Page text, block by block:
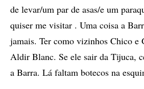
de levar/um par de asas/e um
quiser me visitar . Uma coisa a
jamais. Ter como vizinhos Chico e
Aldir Blanc. Se ele sair da Tijuca,
a Barra. Lá faltam botecos na